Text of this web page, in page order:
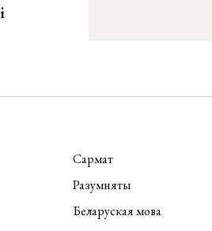
Сармат
Разумняты
Беларуская мова